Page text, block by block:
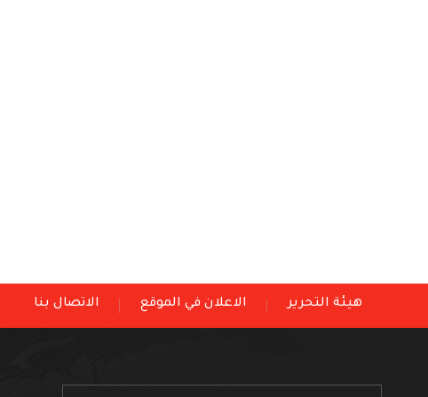
هيئة التحرير الاعلان في الموقع الاتصال بنا